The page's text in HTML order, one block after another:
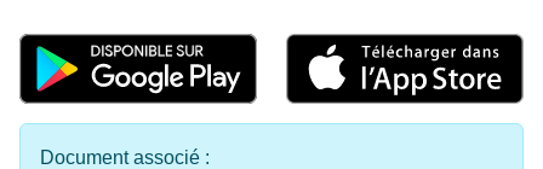
Document associé :